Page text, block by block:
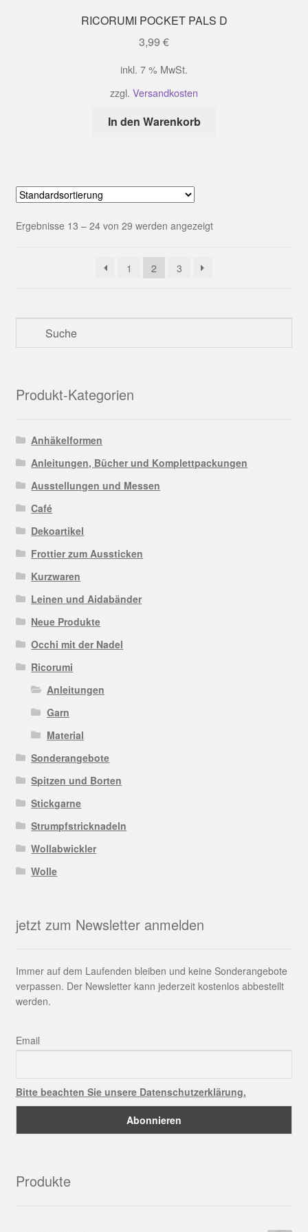
RICORUMI POCKET PALS D
3,99 €
inkl. 7 % MwSt.
zzgl. Versandkosten
In den Warenkorb
Ergebnisse 13 – 24 von 29 werden angezeigt
1 2 3
Produkt-Kategorien
Anhäkelformen
Anleitungen, Bücher und Komplettpackungen
Ausstellungen und Messen
Café
Dekoartikel
Frottier zum Aussticken
Kurzwaren
Leinen und Aidabänder
Neue Produkte
Occhi mit der Nadel
Ricorumi
Anleitungen
Garn
Material
Sonderangebote
Spitzen und Borten
Stickgarne
Strumpfstricknadeln
Wollabwickler
Wolle
jetzt zum Newsletter anmelden
Immer auf dem Laufenden bleiben und keine Sonderangebote
verpassen. Der Newsletter kann jederzeit kostenlos abbestellt
werden.
Email
Bitte beachten Sie unsere Datenschutzerklärung.
Produkte